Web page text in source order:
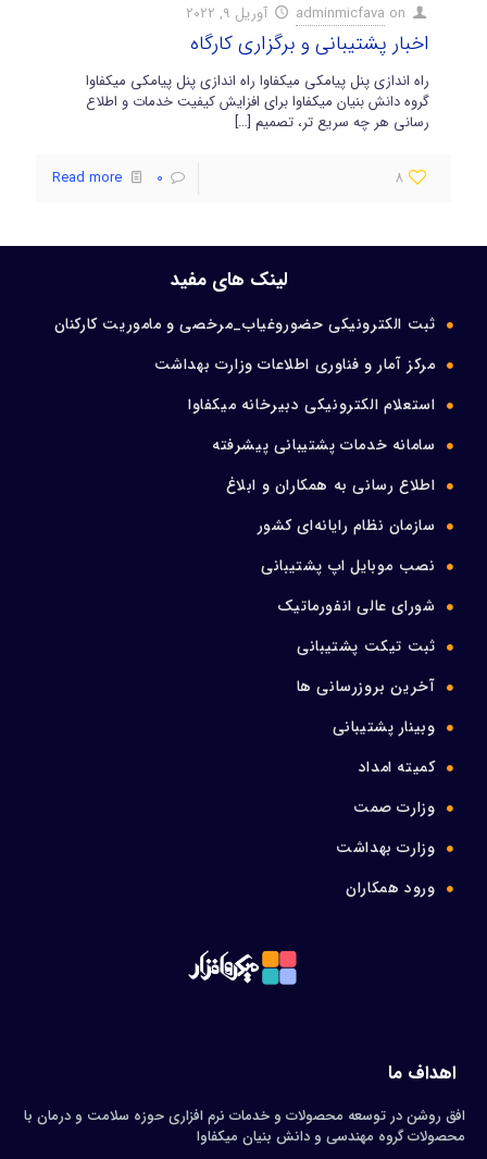
adminmicfava on آوریل 9, 2022
اخبار پشتیبانی و برگزاری کارگاه
راه اندازی پنل پیامکی میکفاوا راه اندازی پنل پیامکی میکفاوا
گروه دانش بنیان میکفاوا برای افزایش کیفیت خدمات و اطلاع
رسانی هر چه سریع تر، تصمیم […]
8
0
Read more
لینک های مفید
ثبت الکترونیکی حضوروغیاب_مرخصی و ماموریت کارکنان
مرکز آمار و فناوری اطلاعات وزارت بهداشت
استعلام الکترونیکی دبیرخانه میکفاوا
سامانه خدمات پشتیبانی پیشرفته
اطلاع رسانی به همکاران و ابلاغ
سازمان نظام رایانه‌ای کشور
نصب موبایل اپ پشتیبانی
شورای عالی انفورماتیک
ثبت تیکت پشتیبانی
آخرین بروزرسانی ها
وبینار پشتیبانی
کمیته امداد
وزارت صمت
وزارت بهداشت
ورود همکاران
اهداف ما
افق روشن در توسعه محصولات و خدمات نرم افزاری حوزه سلامت و درمان با
محصولات گروه مهندسی و دانش بنیان میکفاوا